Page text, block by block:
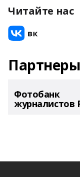
Читайте нас
Партнеры
Фотобанк
журналистов